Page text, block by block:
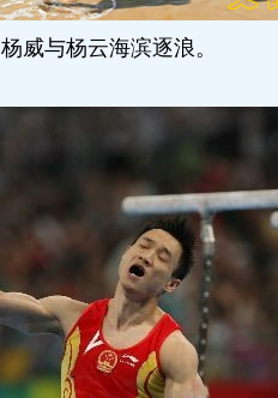
杨威与杨云海滨逐浪。